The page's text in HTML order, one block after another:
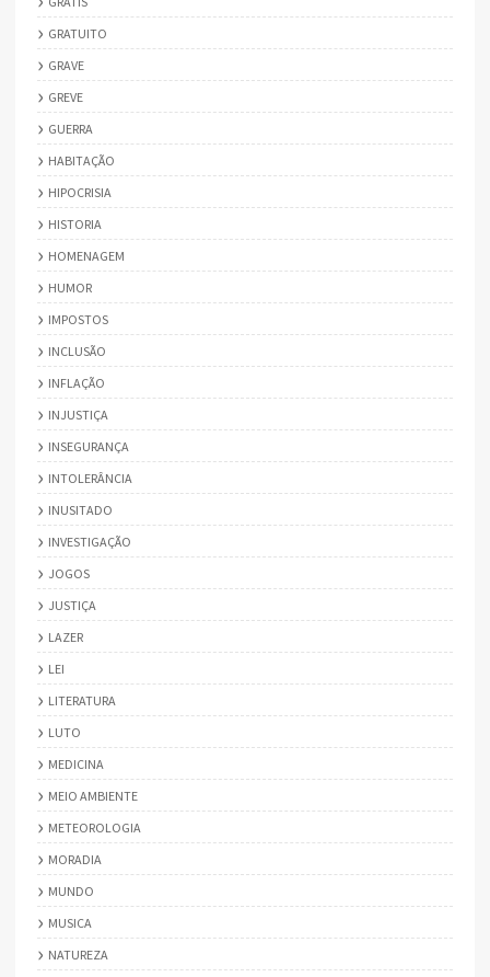
GRATUITO
GRAVE
GREVE
GUERRA
HABITAÇÃO
HIPOCRISIA
HISTORIA
HOMENAGEM
HUMOR
IMPOSTOS
INCLUSÃO
INFLAÇÃO
INJUSTIÇA
INSEGURANÇA
INTOLERÂNCIA
INUSITADO
INVESTIGAÇÃO
JOGOS
JUSTIÇA
LAZER
LEI
LITERATURA
LUTO
MEDICINA
MEIO AMBIENTE
METEOROLOGIA
MORADIA
MUNDO
MUSICA
NATUREZA